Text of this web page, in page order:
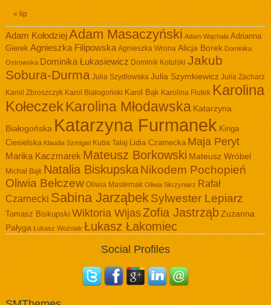
« lip
Adam KołodziejAdam Masaczyński Adam Wąchała Adrianna
Gierek Agnieszka Filipowska Agnieszka Wrona Alicja Borek Dominika
Ostrowska Dominika Łukasiewicz Dominik Kotulski Jakub
Sobura-Durma Julia Szydłowska Julia Szymkiewicz Julia Zacharz
Kamil Zbroszczyk Karol Białogoński Karol Bąk Karolina Fiutek Karolina
KołeczekKarolina Młodawska Katarzyna
Białogońska Katarzyna Furmanek Kinga
Ciesielska Klaudia Szmigiel Kuba Tałaj Lidia Czarnecka Maja Peryt
Marika Kaczmarek Mateusz Borkowski Mateusz Wróbel
Michał Bąk Natalia BiskupskaNikodem Pochopień
Oliwia Bełczew Oliwia Masternak Oliwia Skrzyniarz Rafał
Czarnecki Sabina JarząbekSylwester Lepiarz
Tomasz Biskupski Wiktoria WijasZofia JastrząbZuzanna
Pałyga Łukasz Woźniak Łukasz Łakomiec
Social Profiles